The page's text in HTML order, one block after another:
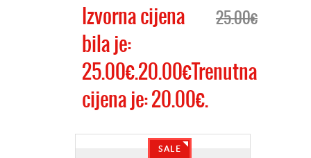
25.00€
Izvorna cijena
bila je:
25.00€.20.00€Trenutna
cijena je: 20.00€.
SALE